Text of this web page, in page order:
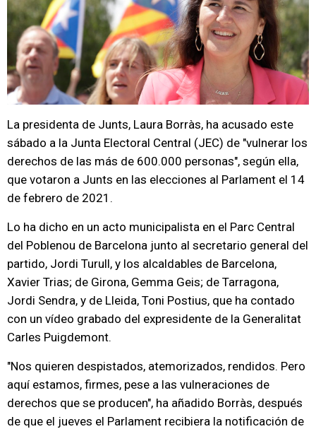
La presidenta de Junts, Laura Borràs, ha acusado este
sábado a la Junta Electoral Central (JEC) de "vulnerar los
derechos de las más de 600.000 personas", según ella,
que votaron a Junts en las elecciones al Parlament el 14
de febrero de 2021.
Lo ha dicho en un acto municipalista en el Parc Central
del Poblenou de Barcelona junto al secretario general del
partido, Jordi Turull, y los alcaldables de Barcelona,
Xavier Trias; de Girona, Gemma Geis; de Tarragona,
Jordi Sendra, y de Lleida, Toni Postius, que ha contado
con un vídeo grabado del expresidente de la Generalitat
Carles Puigdemont.
"Nos quieren despistados, atemorizados, rendidos. Pero
aquí estamos, firmes, pese a las vulneraciones de
derechos que se producen", ha añadido Borràs, después
de que el jueves el Parlament recibiera la notificación de